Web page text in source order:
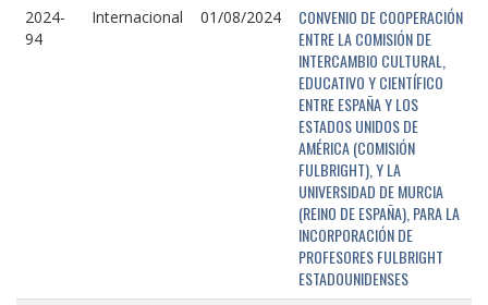
2024-
94
Internacional 01/08/2024
CONVENIO DE COOPERACIÓN
ENTRE LA COMISIÓN DE
INTERCAMBIO CULTURAL,
EDUCATIVO Y CIENTÍFICO
ENTRE ESPAÑA Y LOS
ESTADOS UNIDOS DE
AMÉRICA (COMISIÓN
FULBRIGHT), Y LA
UNIVERSIDAD DE MURCIA
(REINO DE ESPAÑA), PARA LA
INCORPORACIÓN DE
PROFESORES FULBRIGHT
ESTADOUNIDENSES